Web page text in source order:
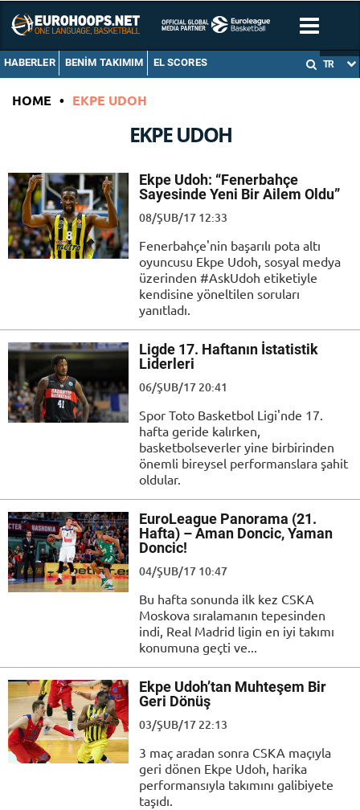
HABERLER BENIM TAKIMIM EL SCORES TR
HOME • EKPE UDOH
EKPE UDOH
Ekpe Udoh: “Fenerbahçe
Sayesinde Yeni Bir Ailem Oldu”
08/ŞUB/17 12:33
Fenerbahçe'nin başarılı pota altı
oyuncusu Ekpe Udoh, sosyal medya
üzerinden #AskUdoh etiketiyle
kendisine yöneltilen soruları
yanıtladı.
Ligde 17. Haftanın İstatistik
Liderleri
06/ŞUB/17 20:41
Spor Toto Basketbol Ligi'nde 17.
hafta geride kalırken,
basketbolseverler yine birbirinden
önemli bireysel performanslara şahit
oldular.
EuroLeague Panorama (21.
Hafta) – Aman Doncic, Yaman
Doncic!
04/ŞUB/17 10:47
Bu hafta sonunda ilk kez CSKA
Moskova sıralamanın tepesinden
indi, Real Madrid ligin en iyi takımı
konumuna geçti ve...
Ekpe Udoh’tan Muhteşem Bir
Geri Dönüş
03/ŞUB/17 22:13
3 maç aradan sonra CSKA maçıyla
geri dönen Ekpe Udoh, harika
performansıyla takımını galibiyete
taşıdı.